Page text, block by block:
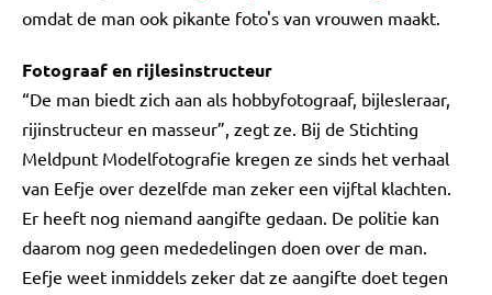
omdat de man ook pikante foto's van vrouwen maakt.
Fotograaf en rijlesinstructeur
“De man biedt zich aan als hobbyfotograaf, bijlesleraar,
rijinstructeur en masseur”, zegt ze. Bij de Stichting
Meldpunt Modelfotografie kregen ze sinds het verhaal
van Eefje over dezelfde man zeker een vijftal klachten.
Er heeft nog niemand aangifte gedaan. De politie kan
daarom nog geen mededelingen doen over de man.
Eefje weet inmiddels zeker dat ze aangifte doet tegen